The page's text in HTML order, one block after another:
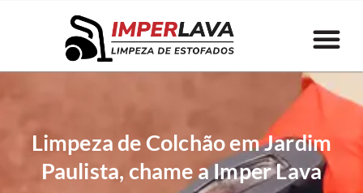
Limpeza de Colchão em Jardim
Paulista, chame a Imper Lava